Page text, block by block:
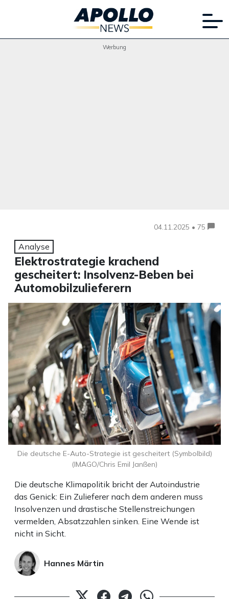
Werbung
04.11.2025 • 75
Analyse
Elektrostrategie krachend
gescheitert: Insolvenz-Beben bei
Automobilzulieferern
Die deutsche Klimapolitik bricht der Autoindustrie
das Genick: Ein Zulieferer nach dem anderen muss
Insolvenzen und drastische Stellenstreichungen
vermelden, Absatzzahlen sinken. Eine Wende ist
nicht in Sicht.
Hannes Märtin
Die deutsche E-Auto-Strategie ist gescheitert (Symbolbild)
(IMAGO/Chris Emil Janßen)